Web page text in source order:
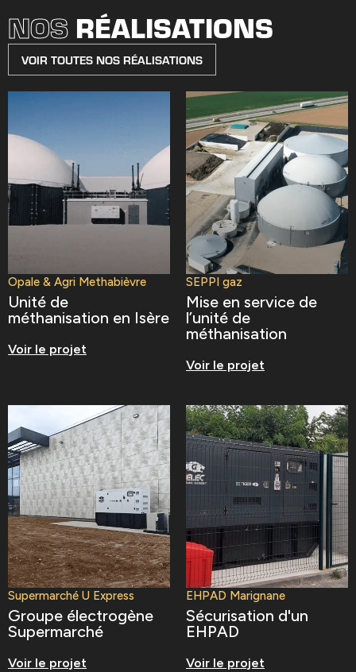
NOS RÉALISATIONS
VOIR TOUTES NOS RÉALISATIONS
Opale & Agri Methabièvre
Unité de
méthanisation en Isère
Voir le projet
SEPPI gaz
Mise en service de
l’unité de
méthanisation
Voir le projet
Supermarché U Express
Groupe électrogène
Supermarché
Voir le projet
EHPAD Marignane
Sécurisation d'un
EHPAD
Voir le projet